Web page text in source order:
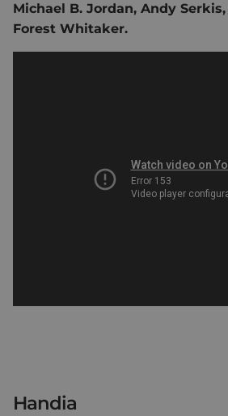
Michael B. Jordan, Andy Serkis,
Forest Whitaker.
Handia